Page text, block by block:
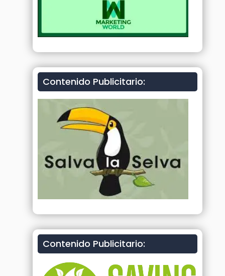
Contenido Publicitario:
Contenido Publicitario: